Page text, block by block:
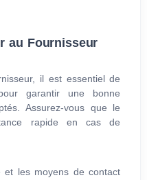
au Fournisseur
il est essentiel de
garantir une bonne
Assurez-vous que le
rapide en cas de
et les moyens de contact